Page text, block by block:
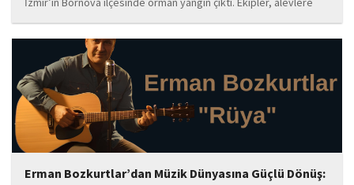
havadan ve karadan müdahale ediyor.
Erman Bozkurtlar’dan Müzik Dünyasına Güçlü Dönüş: